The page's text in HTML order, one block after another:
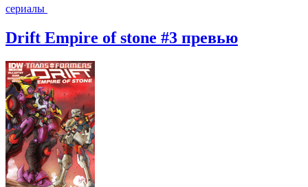
сериалы
Drift Empire of stone #3 превью